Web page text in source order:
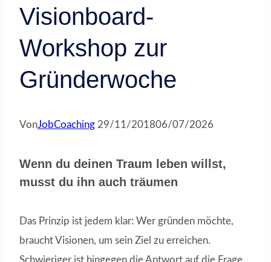
Visionboard-
Workshop zur
Gründerwoche
VonJobCoaching 29/11/201806/07/2026
Wenn du deinen Traum leben willst,
musst du ihn auch träumen
Das Prinzip ist jedem klar: Wer gründen möchte,
braucht Visionen, um sein Ziel zu erreichen.
Schwieriger ist hingegen die Antwort auf die Frage,